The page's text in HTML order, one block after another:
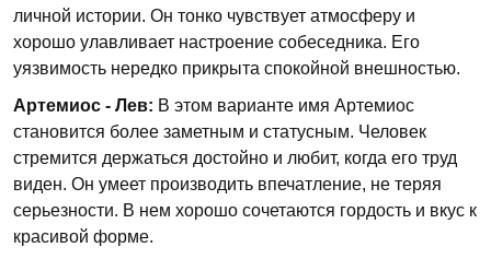
личной истории. Он тонко чувствует атмосферу и
хорошо улавливает настроение собеседника. Его
уязвимость нередко прикрыта спокойной внешностью.
Артемиос - Лев: В этом варианте имя Артемиос
становится более заметным и статусным. Человек
стремится держаться достойно и любит, когда его труд
виден. Он умеет производить впечатление, не теряя
серьезности. В нем хорошо сочетаются гордость и вкус к
красивой форме.